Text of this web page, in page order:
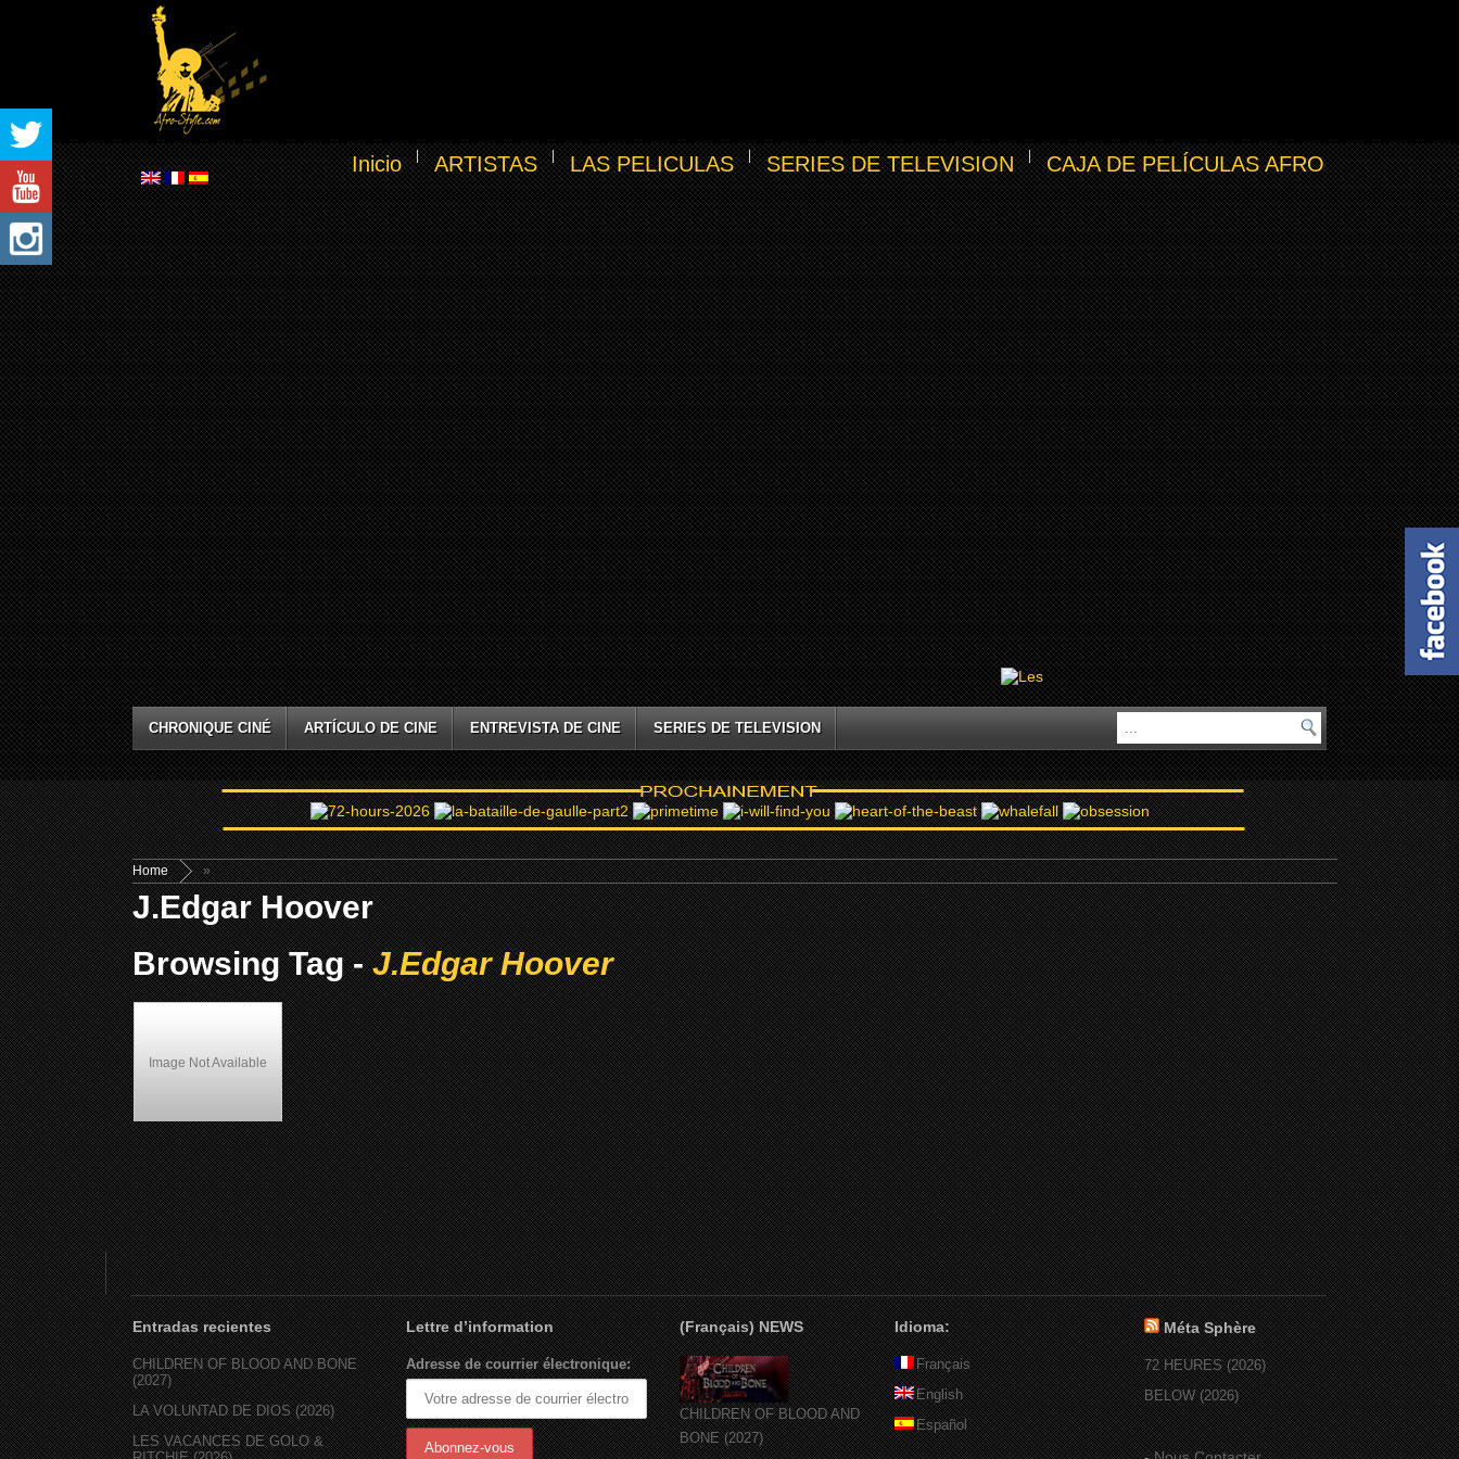
Inicio ARTISTAS LAS PELICULAS SERIES DE TELEVISION CAJA DE PELÍCULAS AFRO
CHRONIQUE CINÉ ARTÍCULO DE CINE ENTREVISTA DE CINE SERIES DE TELEVISION
Home »
J.Edgar Hoover
Browsing Tag -J.Edgar Hoover
Image Not Available
Panther (1995)
Entradas recientes
CHILDREN OF BLOOD AND BONE
(2027)
LA VOLUNTAD DE DIOS (2026)
LES VACANCES DE GOLO &
Lettre d’information
Adresse de courrier électronique:
(Français) NEWS
CHILDREN OF BLOOD AND
BONE (2027)
Idioma:
Français
English
Español
Méta Sphère
72 HEURES (2026)
BELOW (2026)